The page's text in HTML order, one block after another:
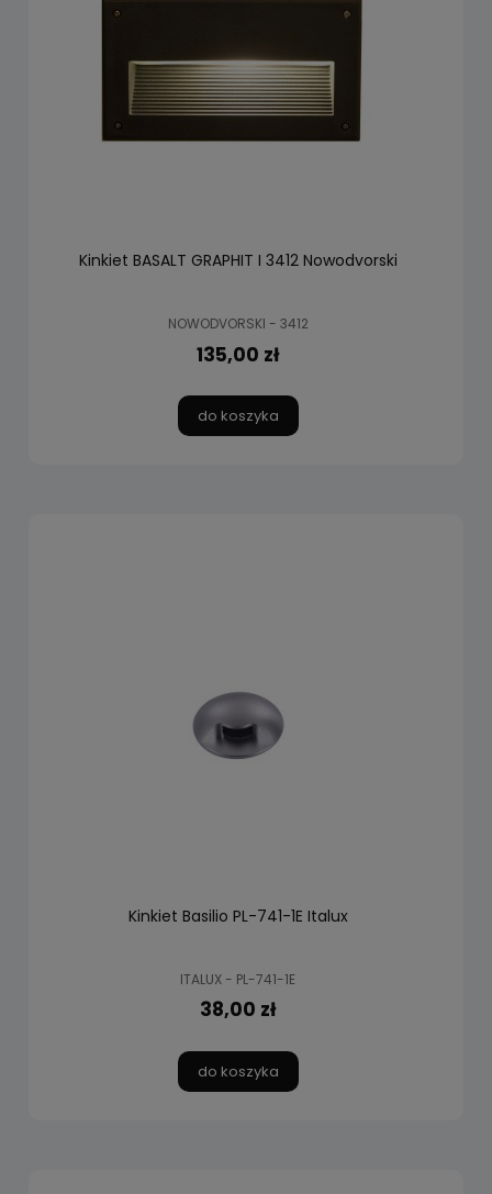
Kinkiet BASALT GRAPHIT I 3412 Nowodvorski
NOWODVORSKI - 3412
135,00 zł
do koszyka
Kinkiet Basilio PL-741-1E Italux
ITALUX - PL-741-1E
38,00 zł
do koszyka